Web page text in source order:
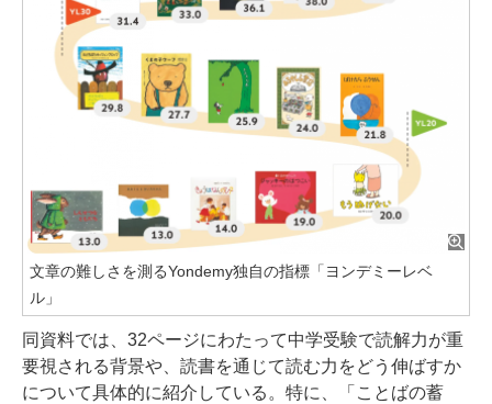
文章の難しさを測るYondemy独自の指標「ヨンデミーレベ
ル」
同資料では、32ページにわたって中学受験で読解力が重
要視される背景や、読書を通じて読む力をどう伸ばすか
について具体的に紹介している。特に、「ことばの蓄